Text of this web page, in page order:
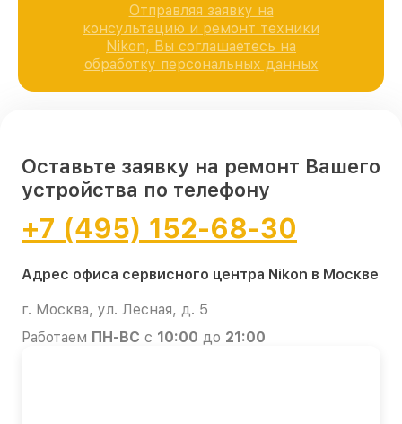
Отправляя заявку на
консультацию и ремонт техники
Nikon, Вы соглашаетесь на
обработку персональных данных
Оставьте заявку на ремонт Вашего
устройства по телефону
+7 (495) 152-68-30
Адрес офиса сервисного центра Nikon в Москве
г. Москва, ул. Лесная, д. 5
Работаем ПН-ВС с 10:00 до 21:00